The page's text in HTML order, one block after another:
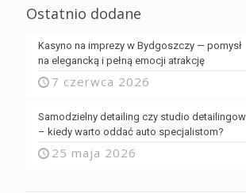
Ostatnio dodane
Kasyno na imprezy w Bydgoszczy — pomysł
na elegancką i pełną emocji atrakcję
7 czerwca 2026
Samodzielny detailing czy studio
– kiedy warto oddać auto specjalistom?
25 maja 2026